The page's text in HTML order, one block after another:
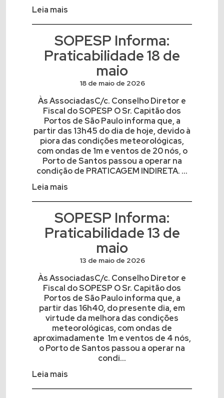
Leia mais
SOPESP Informa:
Praticabilidade 18 de
maio
18 de maio de 2026
Às AssociadasC/c. Conselho Diretor e
Fiscal do SOPESP O Sr. Capitão dos
Portos de São Paulo informa que, a
partir das 13h45 do dia de hoje, devido à
piora das condições meteorológicas,
com ondas de 1m e ventos de 20 nós, o
Porto de Santos passou a operar na
condição de PRATICAGEM INDIRETA. ...
Leia mais
SOPESP Informa:
Praticabilidade 13 de
maio
13 de maio de 2026
Às AssociadasC/c. Conselho Diretor e
Fiscal do SOPESP O Sr. Capitão dos
Portos de São Paulo informa que, a
partir das 16h40, do presente dia, em
virtude da melhora das condições
meteorológicas, com ondas de
aproximadamente 1m e ventos de 4 nós,
o Porto de Santos passou a operar na
condi...
Leia mais